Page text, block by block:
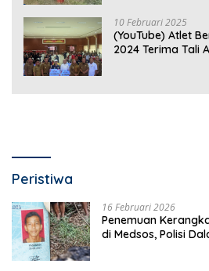
10 Februari 2025
(YouTube) Atlet
2024 Terima Tali
Peristiwa
16 Februari 2026
Penemuan
di Medsos, Polisi